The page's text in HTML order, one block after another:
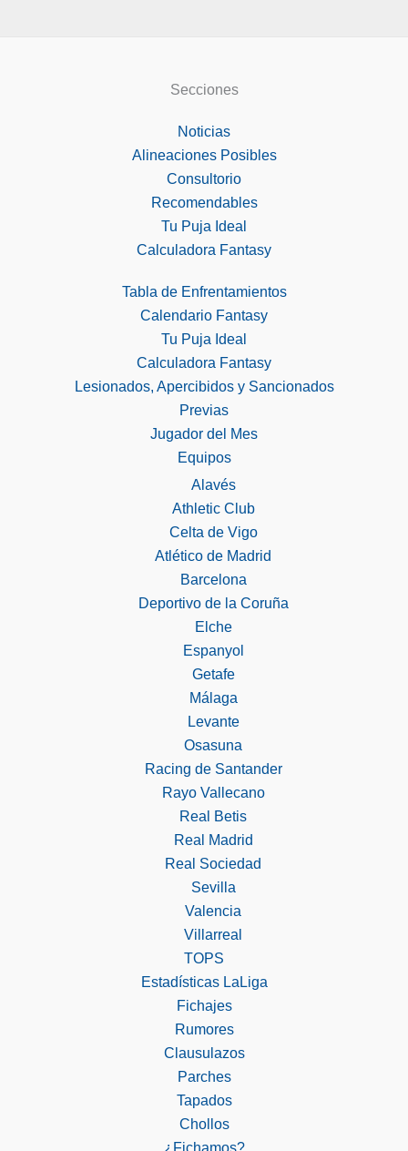
Secciones
Noticias
Alineaciones Posibles
Consultorio
Recomendables
Tu Puja Ideal
Calculadora Fantasy
Tabla de Enfrentamientos
Calendario Fantasy
Tu Puja Ideal
Calculadora Fantasy
Lesionados, Apercibidos y Sancionados
Previas
Jugador del Mes
Equipos
Alavés
Athletic Club
Celta de Vigo
Atlético de Madrid
Barcelona
Deportivo de la Coruña
Elche
Espanyol
Getafe
Málaga
Levante
Osasuna
Racing de Santander
Rayo Vallecano
Real Betis
Real Madrid
Real Sociedad
Sevilla
Valencia
Villarreal
TOPS
Estadísticas LaLiga
Fichajes
Rumores
Clausulazos
Parches
Tapados
Chollos